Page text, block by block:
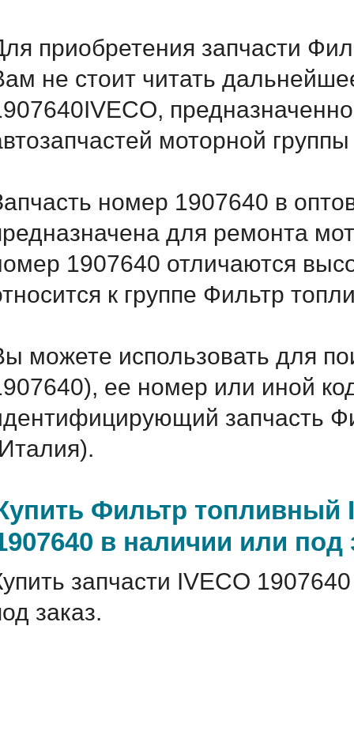
приобретения запчасти
не стоит читать
моторной
номер 1907640 в
для ремонта
1907640 отличаются
к группе Фильтр
можете использовать для
ее номер или иной
запчасть
Фильтр топливный
в наличии или под
запчасти IVECO
заказ.